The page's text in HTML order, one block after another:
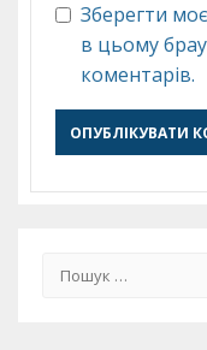
Зберегти
в цьому
коментарів.
Пошук: